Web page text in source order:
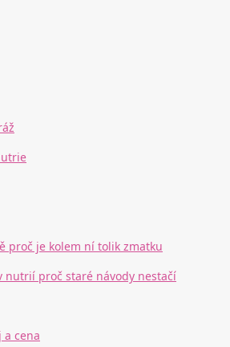
proč je kolem ní tolik zmatku
nutrií proč staré návody nestačí
a cena